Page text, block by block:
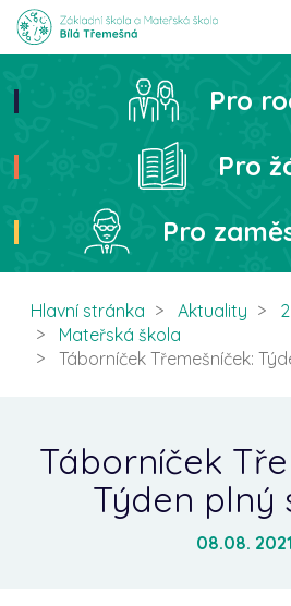
Hledat
Pro
Pro
Pro
Hlavní stránka Aktuality
Mateřská škola
Táborníček Třemešníček:
Táborníček
Týden plný
08.08. 2021